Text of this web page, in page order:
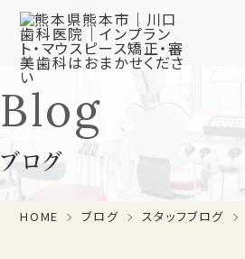
Blog
ブログ
HOME ブログ スタッフブログ